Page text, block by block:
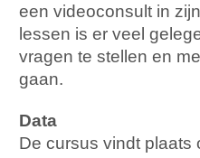
een videoconsult in
lessen is er veel
vragen te stellen en
gaan.
Data
De cursus vindt plaats